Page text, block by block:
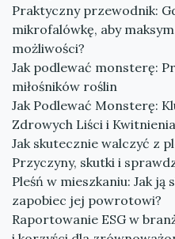
Praktyczny przewodnik:
mikrofalówkę, aby
możliwości?
Jak podlewać monsterę:
miłośników roślin
Jak Podlewać Monsterę:
Zdrowych Liści i
Jak skutecznie walczyć z
Przyczyny, skutki i
Pleśń w mieszkaniu: Jak
zapobiec jej powrotowi?
Raportowanie ESG w